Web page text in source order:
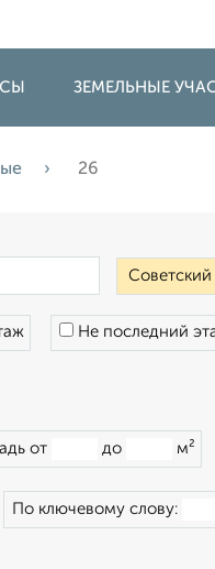
ЗЕМЕЛЬНЫЕ
26
Не последний
от до м²
По ключевому слову: